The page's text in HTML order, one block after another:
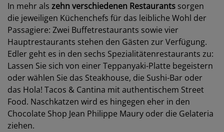
In mehr als zehn verschiedenen Restaurants sorgen
die jeweiligen Küchenchefs für das leibliche Wohl der
Passagiere: Zwei Buffetrestaurants sowie vier
Hauptrestaurants stehen den Gästen zur Verfügung.
Edler geht es in den sechs Spezialitätenrestaurants zu:
Lassen Sie sich von einer Teppanyaki-Platte begeistern
oder wählen Sie das Steakhouse, die Sushi-Bar oder
das Hola! Tacos & Cantina mit authentischem Street
Food. Naschkatzen wird es hingegen eher in den
Chocolate Shop Jean Philippe Maury oder die Gelateria
ziehen.